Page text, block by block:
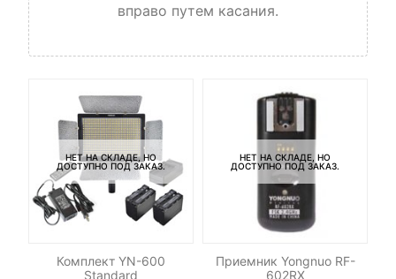
вправо путем касания.
НЕТ НА СКЛАДЕ, НО
ДОСТУПНО ПОД ЗАКАЗ.
Комплект YN-600
Standard
НЕТ НА СКЛАДЕ, НО
ДОСТУПНО ПОД ЗАКАЗ.
Приемник Yongnuo RF-
602RX